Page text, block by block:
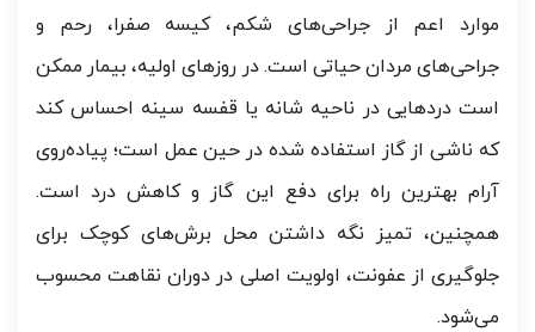
موارد اعم از جراحی‌های شکم، کیسه صفرا، رحم و
جراحی‌های مردان حیاتی است. در روزهای اولیه، بیمار ممکن
است دردهایی در ناحیه شانه یا قفسه سینه احساس کند
که ناشی از گاز استفاده شده در حین عمل است؛ پیاده‌روی
آرام بهترین راه برای دفع این گاز و کاهش درد است.
همچنین، تمیز نگه داشتن محل برش‌های کوچک برای
جلوگیری از عفونت، اولویت اصلی در دوران نقاهت محسوب
می‌شود.